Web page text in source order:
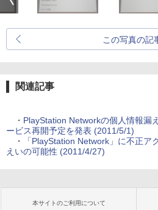
この写真の記
関連記事
・ PlayStation Networkの個人情報漏
ービス再開予定を発表 (2011/5/1)
・
「PlayStation Network」に不正ア
えいの可能性 (2011/4/27)
本サイトのご利用について